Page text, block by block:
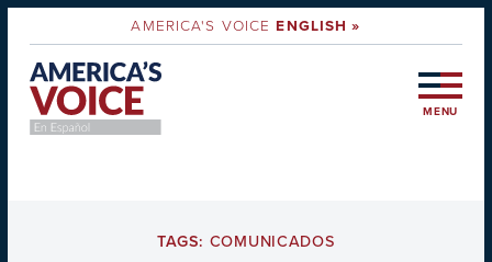
AMERICA'S VOICEENGLISH »
MENU
TAGS: COMUNICADOS